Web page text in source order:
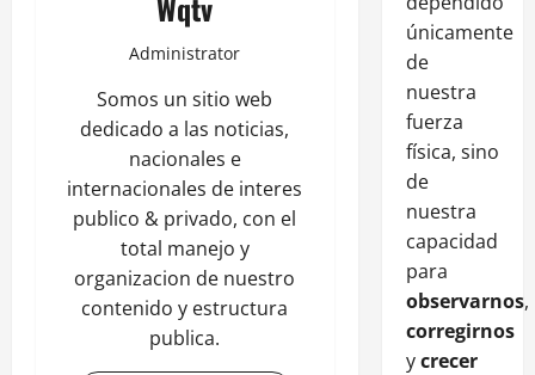
Administrator
Somos un sitio web
dedicado a las noticias,
nacionales e
internacionales de interes
publico & privado, con el
total manejo y
organizacion de nuestro
contenido y estructura
publica.
únicamente
de
nuestra
fuerza
física, sino
de
nuestra
capacidad
para
observarnos,
corregirnos
ycrecer